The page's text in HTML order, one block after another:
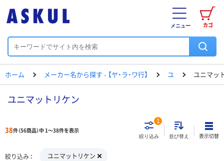
カゴ
メニュー
ホーム メーカー名から探す - 【ヤ・ラ・ワ行】 ユ ユニマッ
ユニマットリケン
38件（56商品）中 1～38件を表示
絞り込み
1
並び替え 表示切替
絞り込み ユニマットリケン